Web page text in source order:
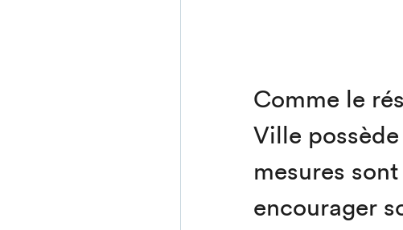
Comme le
Ville
mesures
encourager